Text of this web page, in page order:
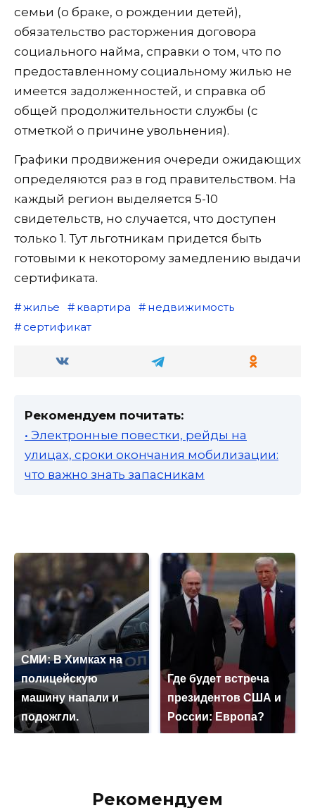
семьи (о браке, о рождении детей),
обязательство расторжения договора
социального найма, справки о том, что по
предоставленному социальному жилью не
имеется задолженностей, и справка об
общей продолжительности службы (с
отметкой о причине увольнения).
Графики продвижения очереди ожидающих
определяются раз в год правительством. На
каждый регион выделяется 5-10
свидетельств, но случается, что доступен
только 1. Тут льготникам придется быть
готовыми к некоторому замедлению выдачи
сертификата.
жилье квартира
недвижимость
сертификат
Рекомендуем почитать:
• Электронные повестки, рейды на
улицах, сроки окончания мобилизации:
что важно знать запасникам
СМИ: В Химках на
полицейскую
машину напали и
подожгли.
Где будет встреча
президентов США и
России: Европа?
Рекомендуем